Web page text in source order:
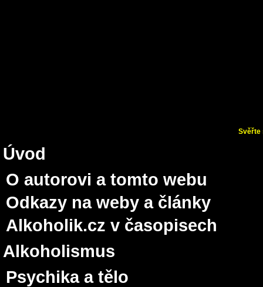
Svěřte
Úvod
O autorovi a tomto webu
Odkazy na weby a články
Alkoholik.cz v časopisech
Alkoholismus
Psychika a tělo